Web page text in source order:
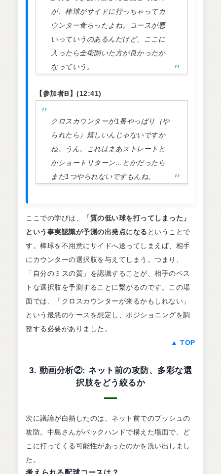
が、棒球がサイドに行っちゃってカ
ウンター食らったよね。コースが悪
いっていうのあるんだけど、ここに
入ったら全衛開いた方が良かったか
なっていう。
【参加者B】(12:41)
クロスカウンターが1番やっぱり（や
られたら）嬉しいんじゃないですか
ね。うん。これはまあストレートと
かショートリターン…とかだったら
まだ1つやられないですもんね。
ここでの学びは、
「質の低い球を打ってしまった」
という事実認識が予測の出発点になる ということで
す。棒球を不用意にサイドへ送ってしまえば、相手
にカウンターの選択肢を与えてしまう。つまり、
「自分のミスの質」を認識することが、相手のベス
トな選択肢を予測することに繋がるのです。この場
面では、「クロスカウンターが来るかもしれない」
という最悪のケースを想定し、ポジショニングを調
整する必要がありました。
▲ TOP
3. 動画分析②: ネット前の攻防、多彩な選
択肢をどう絞るか
次に議論が白熱したのは、ネット前でのプッシュの
攻防。中島さんがバックハンドで構えた場面で、ど
こに打ってくる可能性があったのかを洗い出しまし
た。